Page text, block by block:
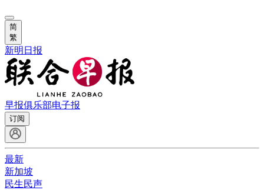
简
繁
新明日报
早报俱乐部电子报
订阅
最新
新加坡
民生民声